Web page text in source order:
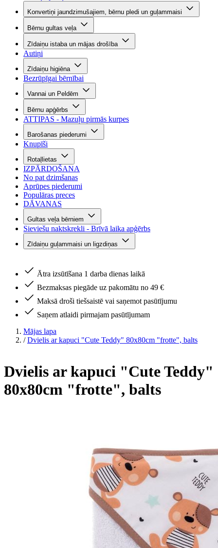
Konvertiņi jaundzimušajiem, bērnu pledi un guļammaisi
Bērnu gultas veļa
Zīdaiņu istaba un mājas drošība
Autiņi
Zīdaiņu higiēna
Bezrūpīgai bērnībai
Vannai un Peldēm
Bērnu apģērbs
ATTIPAS - Mazuļu pirmās kurpes
Barošanas piederumi
Knupīši
Rotaļlietas
IZPĀRDOŠANA
No pat dzimšanas
Aprūpes piederumi
Populāras preces
DĀVANAS
Gultas veļa bērniem
Sieviešu naktskrekli - Brīvā laika apģērbs
Zīdaiņu guļammaisi un ligzdiņas
Ātra izsūtīšana 1 darba dienas laikā
Bezmaksas piegāde uz pakomātu no 49 €
Maksā droši tiešsaistē vai saņemot pasūtījumu
Saņem atlaidi pirmajam pasūtījumam
Mājas lapa
/ Dvielis ar kapuci "Cute Teddy" 80x80cm "frotte", balts
Dvielis ar kapuci "Cute Teddy"
80x80cm "frotte", balts